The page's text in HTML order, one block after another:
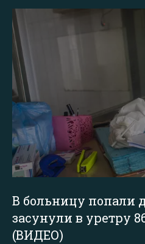
В больницу попали
засунули в уретру
(ВИДЕО)